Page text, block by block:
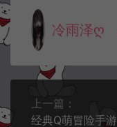
冷雨泽ღ
上一篇：